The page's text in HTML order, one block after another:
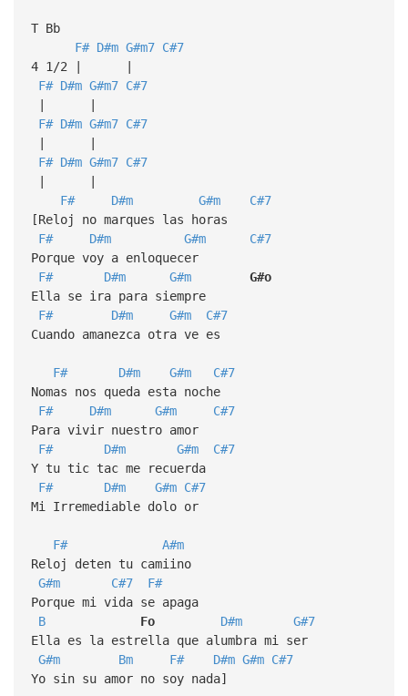
T Bb
F# D#m G#m7 C#7
4 1/2 | |
F# D#m G#m7 C#7
| |
F# D#m G#m7 C#7
| |
F# D#m G#m7 C#7
| |
F#
D#m G#m
C#7
[Reloj no marques las horas
F#
D#m G#m
C#7
Porque voy a enloquecer
F#
D#m G#m
G#o
Ella se ira para siempre
F#
D#m G#m
C#7
Cuando amanezca otra ve es
F# D#m G#m
C#7
Nomas nos queda esta noche
F#
D#m G#m
C#7
Para vivir nuestro amor
F#
D#m G#m
C#7
Y tu tic tac me recuerda
F#
D#m G#m C#7
Mi Irremediable dolo or
F#
A#m
Reloj deten tu camiino
G#m
C#7
F#
Porque mi vida se apaga
B
Fo D#m
G#7
Ella es la estrella que alumbra mi ser
G#m
Bm F# D#m G#m C#7
Yo sin su amor no soy nada]